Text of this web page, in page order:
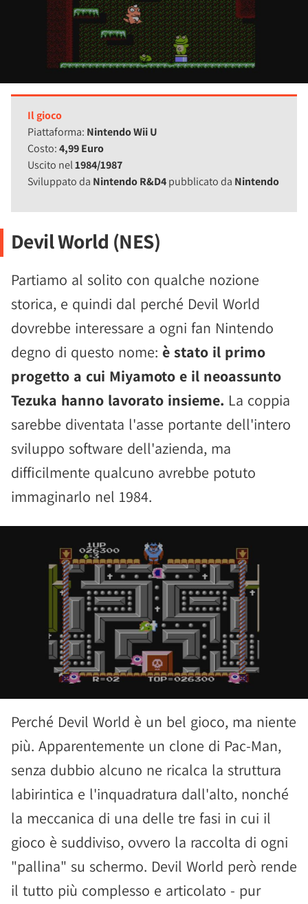
Il gioco
Piattaforma: Nintendo Wii U
Costo:4,99 Euro
Uscito nel1984/1987
Sviluppato da Nintendo R&D4pubblicato da Nintendo
Devil World (NES)
Partiamo al solito con qualche nozione
storica, e quindi dal perché Devil World
dovrebbe interessare a ogni fan Nintendo
degno di questo nome: è stato il primo
progetto a cui Miyamoto e il neoassunto
Tezuka hanno lavorato insieme. La coppia
sarebbe diventata l'asse portante dell'intero
sviluppo software dell'azienda, ma
difficilmente qualcuno avrebbe potuto
immaginarlo nel 1984.
Perché Devil World è un bel gioco, ma niente
più. Apparentemente un clone di Pac-Man,
senza dubbio alcuno ne ricalca la struttura
labirintica e l'inquadratura dall'alto, nonché
la meccanica di una delle tre fasi in cui il
gioco è suddiviso, ovvero la raccolta di ogni
"pallina" su schermo. Devil World però rende
il tutto più complesso e articolato - pur